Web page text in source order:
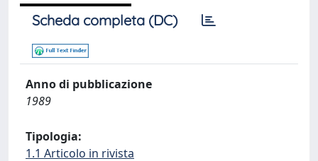
Scheda completa (DC)
Anno di pubblicazione
1989
Tipologia:
1.1 Articolo in rivista